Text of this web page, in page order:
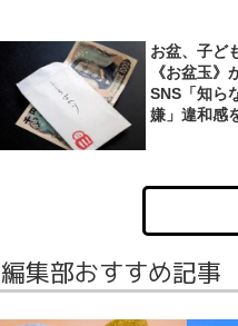
お盆、子ど
《お盆玉
SNS「知ら
嫌」違和感
編集部おすすめ記事